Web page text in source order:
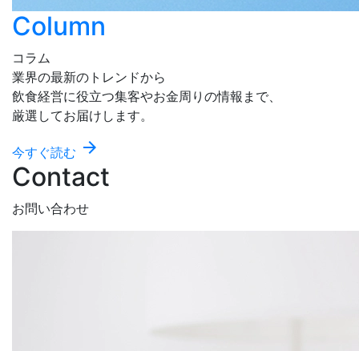
Column
コラム
業界の最新のトレンドから
飲食経営に役立つ集客やお金周りの情報まで、
厳選してお届けします。
今すぐ読む arrow_forward
Contact
お問い合わせ